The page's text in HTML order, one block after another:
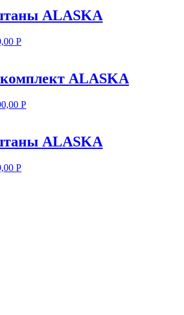
ALASKA
Р
ALASKA
Р
ALASKA
Р